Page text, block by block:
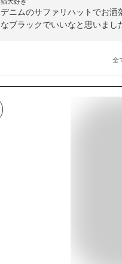
デニムのサファリハットでお
なブラックでいいなと思いま
全